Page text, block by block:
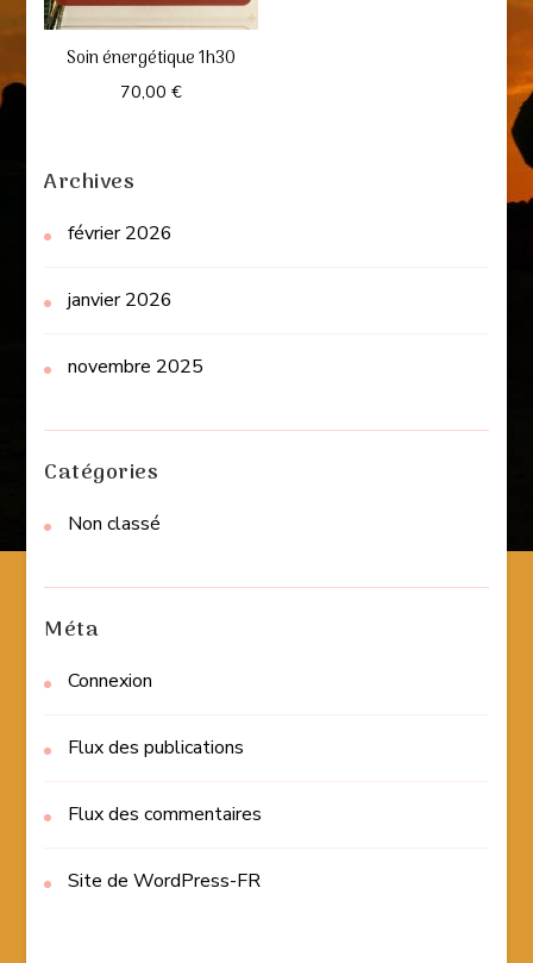
Soin énergétique 1h30
70,00 €
Archives
février 2026
janvier 2026
novembre 2025
Catégories
Non classé
Méta
Connexion
Flux des publications
Flux des commentaires
Site de WordPress-FR